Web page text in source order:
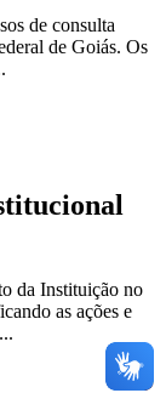
de consulta
de Goiás. Os
da Instituição no
as ações e